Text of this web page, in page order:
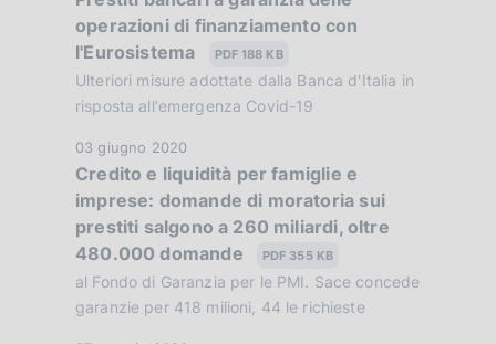
n
b
b
l
i
c
a
z
i
n
t
a
P
u
b
l
i
c
a
z
i
operazioni di finanziamento con
l'Eurosistema
PDF 188 KB
Ulteriori misure adottate dalla Banca d'Italia in
risposta all'emergenza Covid-19
D
a
t
a
P
u
b
03 giugno 2020
Credito e liquidità per famiglie e
imprese: domande di moratoria sui
prestiti salgono a 260 miliardi, oltre
480.000 domande
PDF 355 KB
al Fondo di Garanzia per le PMI. Sace concede
garanzie per 418 milioni, 44 le richieste